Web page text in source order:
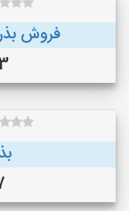
فروش بذر ذرت رقم